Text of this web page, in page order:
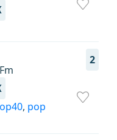
2
, pop